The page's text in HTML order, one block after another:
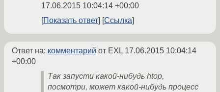
17.06.2015 10:04:14 +00:00
Показать ответ
Ссылка
Ответ на: комментарий от EXL 17.06.2015 10:04:14
+00:00
Так запусти какой-нибудь htop,
посмотри, может какой-нибудь процесс